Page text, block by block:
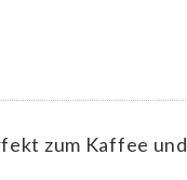
zum Kaffee und